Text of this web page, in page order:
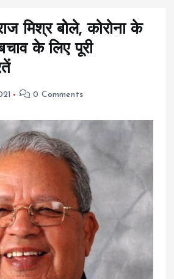
मिश्र बोेले, कोरोना के
के लिए पूरी
0 Comments